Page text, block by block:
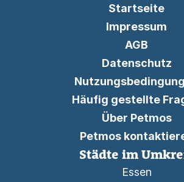
Startseite
Impressum
AGB
Datenschutz
Häufig gestellte
Über Petmos
Petmos
Städte im
Essen